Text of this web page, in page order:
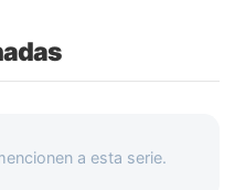
a esta serie.